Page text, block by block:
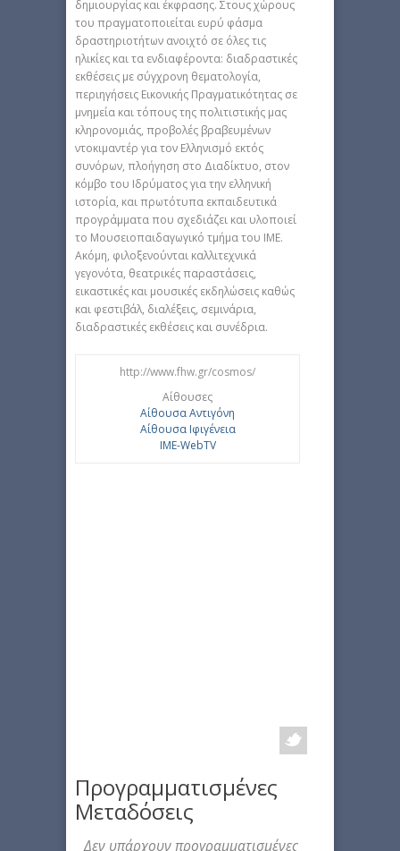
δημιουργίας και έκφρασης. Στους χώρους
του πραγματοποιείται ευρύ φάσμα
δραστηριοτήτων ανοιχτό σε όλες τις
ηλικίες και τα ενδιαφέροντα: διαδραστικές
εκθέσεις με σύγχρονη θεματολογία,
περιηγήσεις Εικονικής Πραγματικότητας σε
μνημεία και τόπους της πολιτιστικής μας
κληρονομιάς, προβολές βραβευμένων
ντοκιμαντέρ για τον Ελληνισμό εκτός
συνόρων, πλοήγηση στο Διαδίκτυο, στον
κόμβο του Ιδρύματος για την ελληνική
ιστορία, και πρωτότυπα εκπαιδευτικά
προγράμματα που σχεδιάζει και υλοποιεί
το Μουσειοπαιδαγωγικό τμήμα του ΙΜΕ.
Ακόμη, φιλοξενούνται καλλιτεχνικά
γεγονότα, θεατρικές παραστάσεις,
εικαστικές και μουσικές εκδηλώσεις καθώς
και φεστιβάλ, διαλέξεις, σεμινάρια,
διαδραστικές εκθέσεις και συνέδρια.
http://www.fhw.gr/cosmos/
Αίθουσες
Αίθουσα Αντιγόνη
Αίθουσα Ιφιγένεια
IME-WebTV
Προγραμματισμένες
Μεταδόσεις
Δεν υπάρχουν προγραμματισμένες